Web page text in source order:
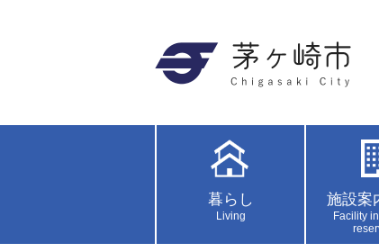
暮らし
Living
施設案
Facility